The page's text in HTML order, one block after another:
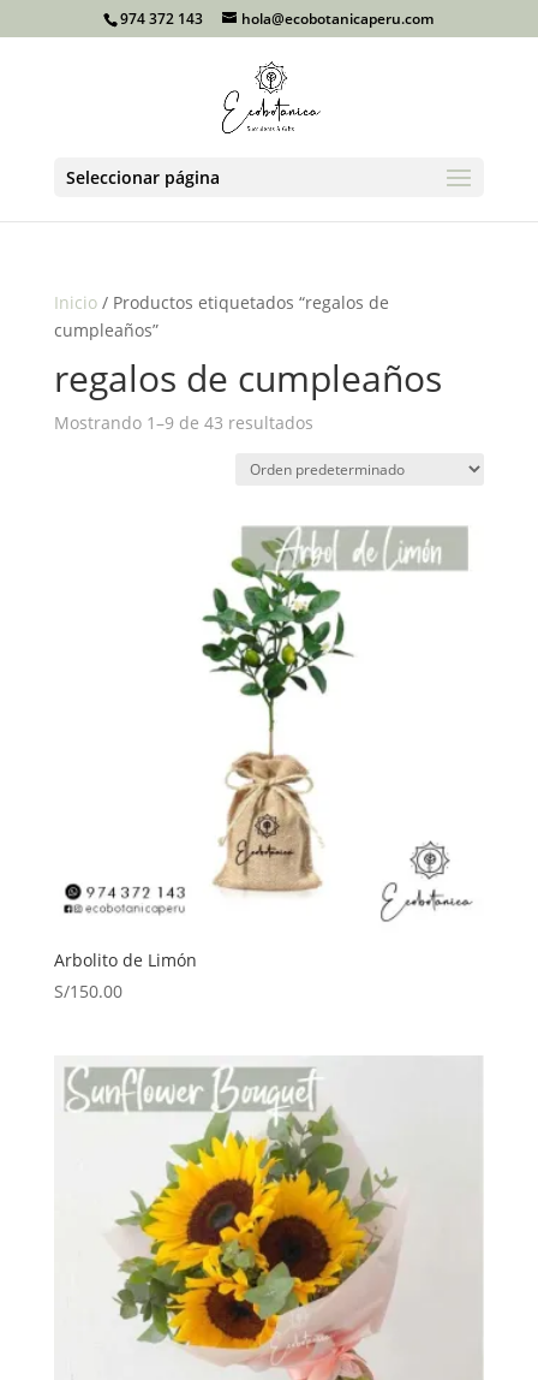
974 372 143 hola@ecobotanicaperu.com
Seleccionar página
Inicio/ Productos etiquetados “regalos de
cumpleaños”
regalos de cumpleaños
Mostrando 1–9 de 43 resultados
Arbolito de Limón
S/150.00